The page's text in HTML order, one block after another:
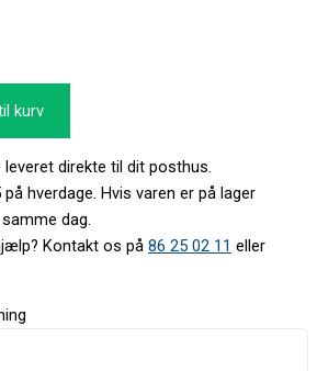
kurv
leveret direkte til dit posthus.
på hverdage. Hvis varen er på lager
dag.
Kontakt os på 86 25 02 11 eller